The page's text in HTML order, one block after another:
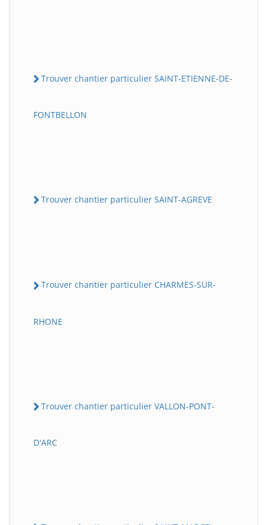
Trouver chantier particulier SAINT-ETIENNE-DE-
FONTBELLON
Trouver chantier particulier SAINT-AGREVE
Trouver chantier particulier CHARMES-SUR-
RHONE
Trouver chantier particulier VALLON-PONT-
D'ARC